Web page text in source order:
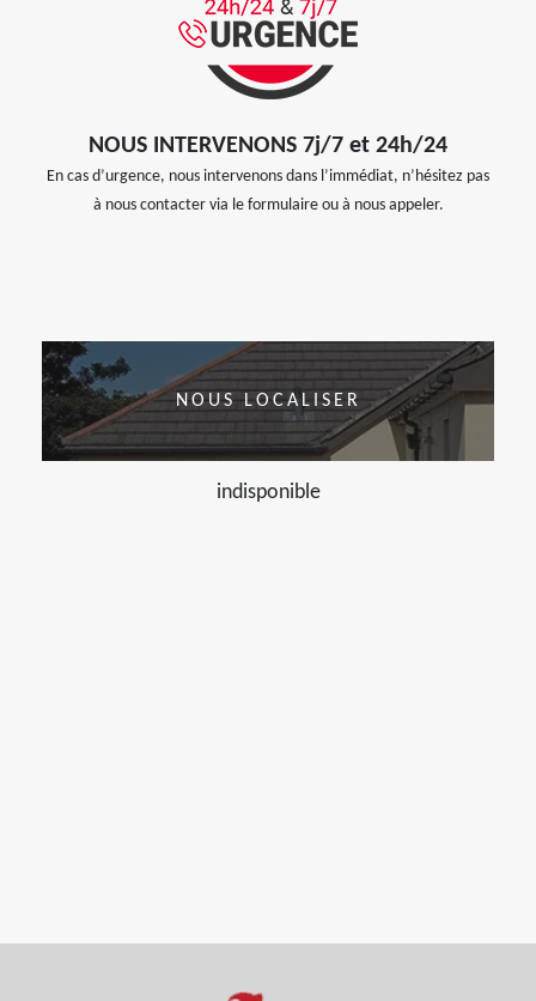
NOUS INTERVENONS 7j/7 et 24h/24
En cas d’urgence, nous intervenons dans l’immédiat, n’hésitez pas
à nous contacter via le formulaire ou à nous appeler.
NOUS LOCALISER
indisponible